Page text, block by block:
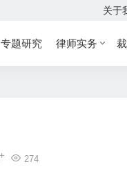
关于
专题研究 律师实务
274